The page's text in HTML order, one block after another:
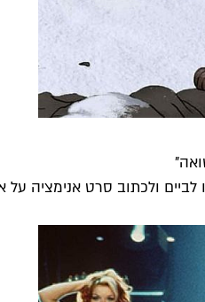
ולכתוב סרט אנימציה על